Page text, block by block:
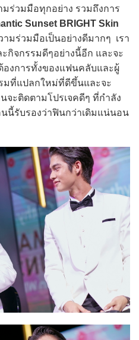
ร่วมมือทุกอย่าง รวมถึงการ
Sunset BRIGHT Skin
มร่วมมือเป็นอย่างดีมากๆ เรา
กิจกรรมดีๆอย่างนี้อีก และจะ
องการทั้งของแฟนคลับและผู้
มที่แปลกใหม่ที่ดีขึ้นและจะ
ะติดตามโปรเจคดีๆ ที่กำลัง
นนี้รับรองว่าฟินกว่าเดิมแน่นอน